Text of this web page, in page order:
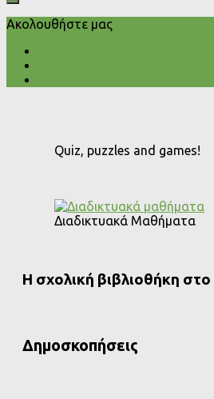
Ακολουθήστε μας
Quiz, puzzles and games!
Διαδικτυακά Μαθήματα
Η σχολική βιβλιοθήκη
Δημοσκοπήσεις